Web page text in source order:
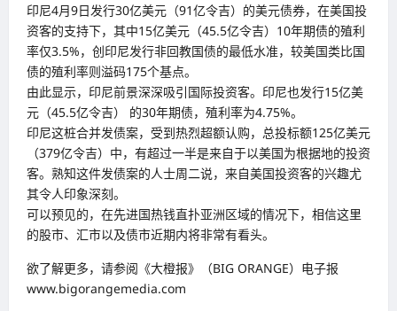
印尼4月9日发行30亿美元（91亿令吉）的美元债券，在美国投
资客的支持下，其中15亿美元（45.5亿令吉）10年期债的殖利
率仅3.5%，创印尼发行非回教国债的最低水准，较美国类比国
债的殖利率则溢码175个基点。
由此显示，印尼前景深深吸引国际投资客。印尼也发行15亿美
元（45.5亿令吉） 的30年期债，殖利率为4.75%。
印尼这桩合并发债案，受到热烈超额认购，总投标额125亿美元
（379亿令吉）中，有超过一半是来自于以美国为根据地的投资
客。熟知这件发债案的人士周二说，来自美国投资客的兴趣尤
其令人印象深刻。
可以预见的，在先进国热钱直扑亚洲区域的情况下，相信这里
的股市、汇市以及债市近期内将非常有看头。
欲了解更多，请参阅《大橙报》（BIG ORANGE）电子报
www.bigorangemedia.com